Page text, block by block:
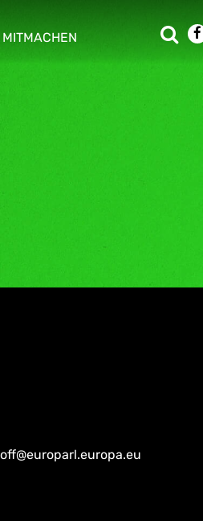
menu
MITMACHEN
show/hide sub menu
Suche